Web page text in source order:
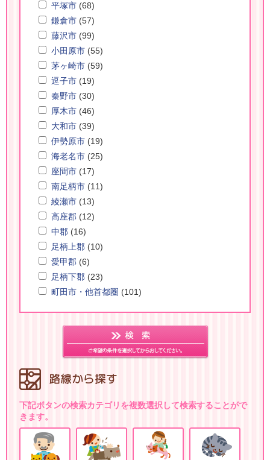
平塚市 (68)
鎌倉市 (57)
藤沢市 (99)
小田原市 (55)
茅ヶ崎市 (59)
逗子市 (19)
秦野市 (30)
厚木市 (46)
大和市 (39)
伊勢原市 (19)
海老名市 (25)
座間市 (17)
南足柄市 (11)
綾瀬市 (13)
高座郡 (12)
中郡 (16)
足柄上郡 (10)
愛甲郡 (6)
足柄下郡 (23)
町田市・他首都圏 (101)
下記ボタンの検索カテゴリを複数選択して検索することがで
きます。